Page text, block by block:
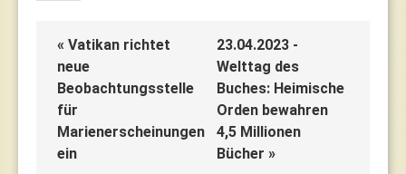
« Vatikan richtet
neue
Beobachtungsstelle
für
Marienerscheinungen
ein
23.04.2023 -
Welttag des
Buches: Heimische
Orden bewahren
4,5 Millionen
Bücher »